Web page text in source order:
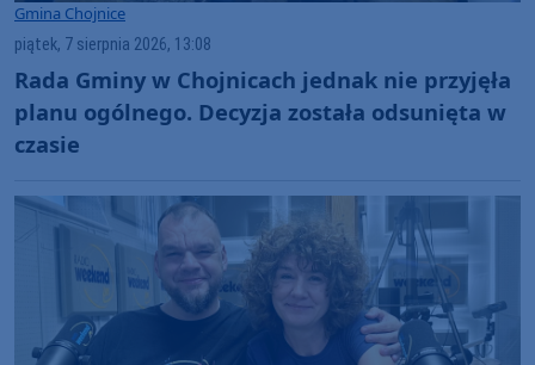
Gmina Chojnice
piątek, 7 sierpnia 2026, 13:08
Rada Gminy w Chojnicach jednak nie przyjęła
planu ogólnego. Decyzja została odsunięta w
czasie